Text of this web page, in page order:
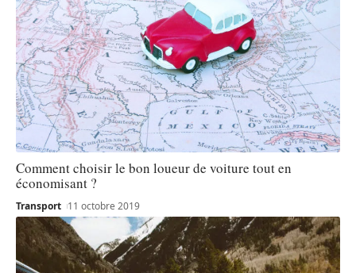
Comment choisir le bon loueur de voiture tout en
économisant ?
Transport 11 octobre 2019